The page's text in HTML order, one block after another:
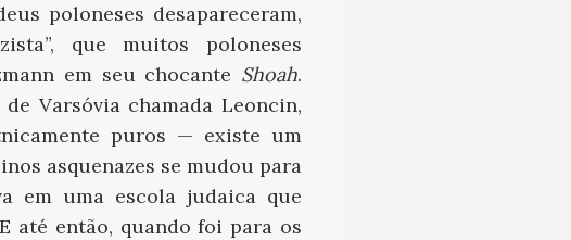
poloneses desapareceram,
que muitos poloneses
em seu chocante Shoah.
Varsóvia chamada Leoncin,
puros — existe um
asquenazes se mudou para
em uma escola judaica que
até então, quando foi para os